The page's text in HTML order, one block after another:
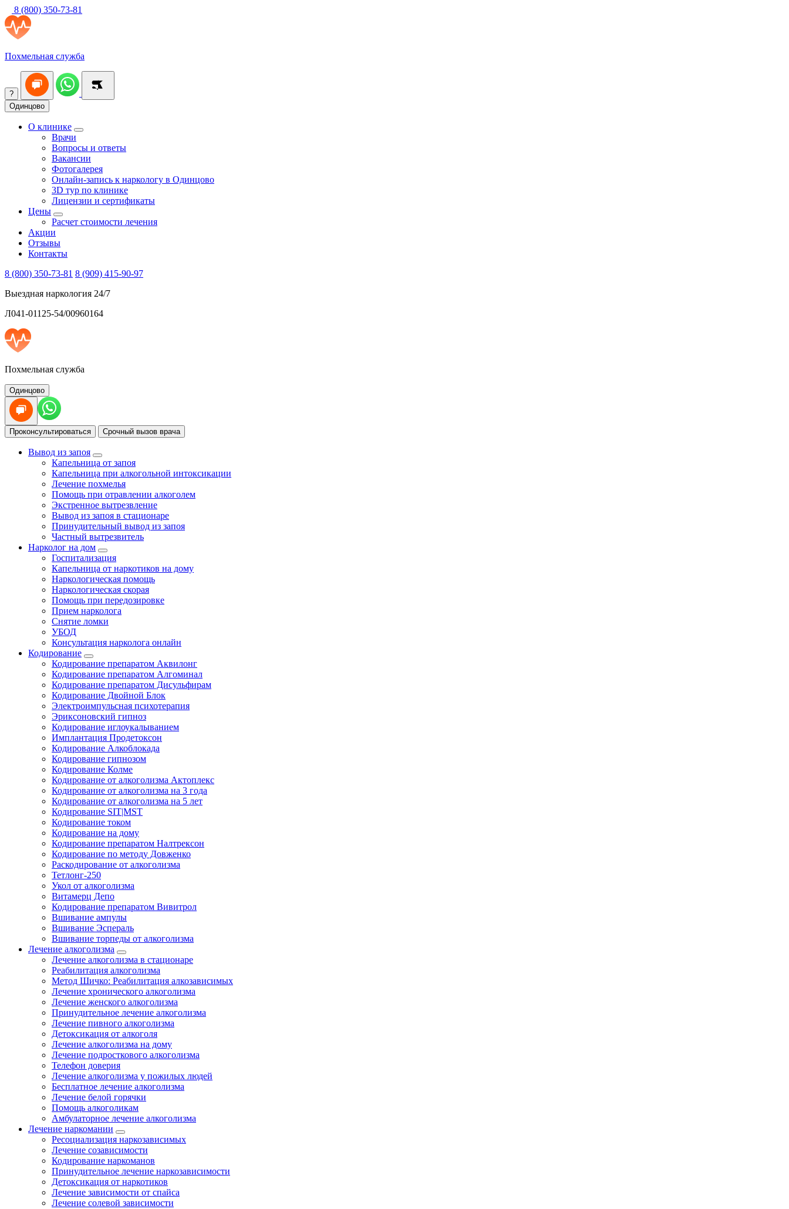
8 (800) 350-73-81
Похмельная служба
?
Одинцово
О клинике
Врачи
Вопросы и ответы
Вакансии
Фотогалерея
Онлайн-запись к наркологу в Одинцово
3D тур по клинике
Лицензии и сертификаты
Цены
Расчет стоимости лечения
Акции
Отзывы
Контакты
8 (800) 350-73-81 8 (909) 415-90-97
Выездная наркология 24/7
Л041-01125-54/00960164
Похмельная служба
Одинцово
Проконсультироваться Срочный вызов врача
Вывод из запоя
Капельница от запоя
Капельница при алкогольной интоксикации
Лечение похмелья
Помощь при отравлении алкоголем
Экстренное вытрезвление
Вывод из запоя в стационаре
Принудительный вывод из запоя
Частный вытрезвитель
Нарколог на дом
Госпитализация
Капельница от наркотиков на дому
Наркологическая помощь
Наркологическая скорая
Помощь при передозировке
Прием нарколога
Снятие ломки
УБОД
Консультация нарколога онлайн
Кодирование
Кодирование препаратом Аквилонг
Кодирование препаратом Алгоминал
Кодирование препаратом Дисульфирам
Кодирование Двойной Блок
Электроимпульсная психотерапия
Эриксоновский гипноз
Кодирование иглоукалыванием
Имплантация Продетоксон
Кодирование Алкоблокада
Кодирование гипнозом
Кодирование Колме
Кодирование от алкоголизма Актоплекс
Кодирование от алкоголизма на 3 года
Кодирование от алкоголизма на 5 лет
Кодирование SIT|MST
Кодирование током
Кодирование на дому
Кодирование препаратом Налтрексон
Кодирование по методу Довженко
Раскодирование от алкоголизма
Тетлонг-250
Укол от алкоголизма
Витамерц Депо
Кодирование препаратом Вивитрол
Вшивание ампулы
Вшивание Эспераль
Вшивание торпеды от алкоголизма
Лечение алкоголизма
Лечение алкоголизма в стационаре
Реабилитация алкоголизма
Метод Шичко: Реабилитация алкозависимых
Лечение хронического алкоголизма
Лечение женского алкоголизма
Принудительное лечение алкоголизма
Лечение пивного алкоголизма
Детоксикация от алкоголя
Лечение алкоголизма на дому
Лечение подросткового алкоголизма
Телефон доверия
Лечение алкоголизма у пожилых людей
Бесплатное лечение алкоголизма
Лечение белой горячки
Помощь алкоголикам
Амбулаторное лечение алкоголизма
Лечение наркомании
Ресоциализация наркозависимых
Лечение созависимости
Кодирование наркоманов
Принудительное лечение наркозависимости
Детоксикация от наркотиков
Лечение зависимости от спайса
Лечение солевой зависимости